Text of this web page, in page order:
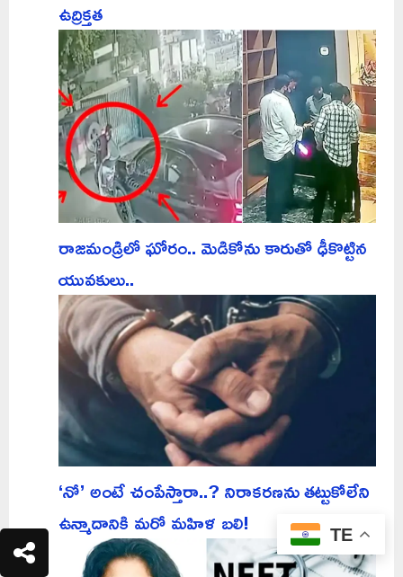
ఉద్రిక్తత
రాజమండ్రిలో ఘోరం.. మెడికోను కారుతో ఢీకొట్టిన
యువకులు..
‘నో’ అంటే చంపేస్తారా..? నిరాకరణను తట్టుకోలేని
ఉన్మాదానికి మరో మహిళ బలి!
TE